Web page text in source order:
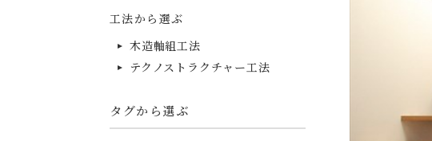
工法から選ぶ
木造軸組工法
テクノストラクチャー工法
タグから選ぶ